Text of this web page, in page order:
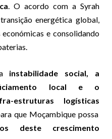
. O acordo com a Syrah
energética global,
e consolidando
instabilidade social, a
local e o
estruturas logísticas
que Moçambique possa
deste crescimento